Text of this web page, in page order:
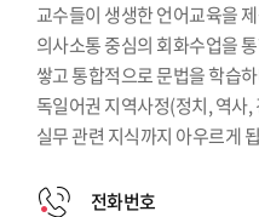
교수들이 생생한 언어교육을
의사소통 중심의 회화수업을
쌓고 통합적으로 문법을 학습
독일어권 지역사정(정치, 역사
실무 관련 지식까지 아우르게
전화번호